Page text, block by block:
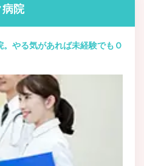
病院
やる気があれば未経験でもＯ